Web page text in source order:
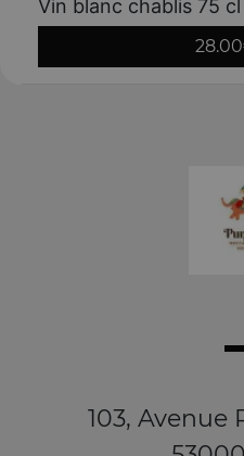
Vin blanc chablis 75 cl
28.00
103, Avenue